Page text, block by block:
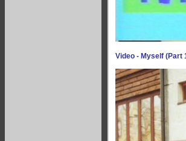
Video - Myself (Part